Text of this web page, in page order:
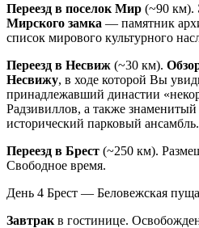
Переезд в поселок Мир (~90 км).
Мирского замка — памятник
список мирового культурного
Переезд в Несвиж (~30 км).
Несвижу, в ходе которой Вы
принадлежавший династии
Радзивиллов, а также
исторический парковый ансамбль.
Переезд в Брест (~250 км).
Свободное время.
День 4 Брест — Беловежская
Завтрак в гостинице.